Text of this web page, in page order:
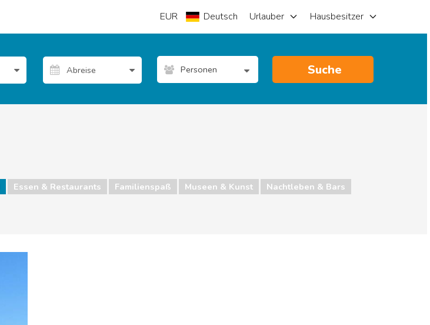
EUR Deutsch Urlauber Hausbesitzer
Personen Suche
Essen & Restaurants Familienspaß Museen & Kunst
Nachtleben & Bars